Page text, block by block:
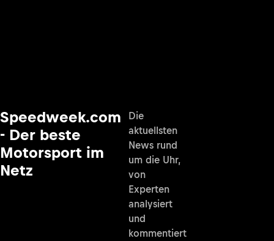
Speedweek.com
- Der beste
Motorsport im
Netz
Die
aktuellsten
News rund
um die Uhr,
von
Experten
analysiert
und
kommentiert